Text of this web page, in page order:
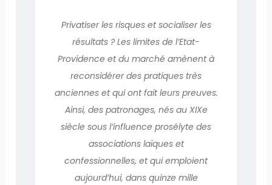
Privatiser les risques et socialiser les
résultats ? Les limites de l’Etat-
Providence et du marché amènent à
reconsidérer des pratiques très
anciennes et qui ont fait leurs preuves.
Ainsi, des patronages, nés au XIXe
siècle sous l’influence prosélyte des
associations laïques et
confessionnelles, et qui emploient
aujourd’hui, dans quinze mille